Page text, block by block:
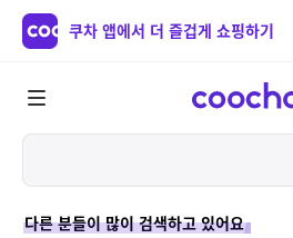
쿠차 앱에서 더 즐겁게 쇼핑하기
다른 분들이 많이 검색하고 있어요